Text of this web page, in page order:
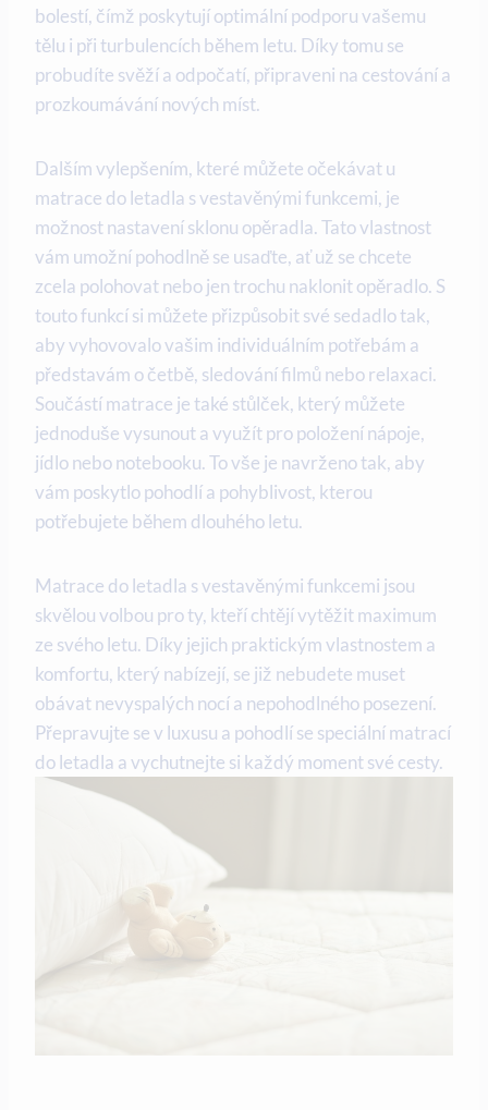
bolestí, čímž poskytují optimální podporu vašemu
tělu i při turbulencích během letu. Díky tomu se
probudíte svěží a odpočatí, připraveni na cestování a
prozkoumávání nových míst.
Dalším vylepšením, které můžete očekávat u
matrace do letadla s vestavěnými funkcemi, je
možnost nastavení sklonu opěradla. Tato vlastnost
vám umožní pohodlně se usaďte, ať už se chcete
zcela polohovat nebo jen trochu naklonit opěradlo. S
touto funkcí si můžete přizpůsobit své sedadlo tak,
aby vyhovovalo vašim individuálním potřebám a
představám o četbě, sledování filmů nebo relaxaci.
Součástí matrace je také stůlček, který můžete
jednoduše vysunout a využít pro položení nápoje,
jídlo nebo notebooku. To vše je navrženo tak, aby
vám poskytlo pohodlí a pohyblivost, kterou
potřebujete během dlouhého letu.
Matrace do letadla s vestavěnými funkcemi jsou
skvělou volbou pro ty, kteří chtějí vytěžit maximum
ze svého letu. Díky jejich praktickým vlastnostem a
komfortu, který nabízejí, se již nebudete muset
obávat nevyspalých nocí a nepohodlného posezení.
Přepravujte se v luxusu a pohodlí se speciální matrací
do letadla a vychutnejte si každý moment své cesty.